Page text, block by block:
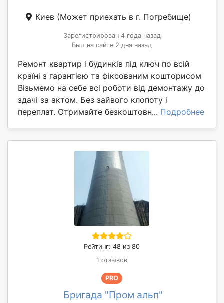
Киев (Может приехать в г. Погребище)
Зарегистрирован 4 года назад
Был на сайте 2 дня назад
Ремонт квартир і будинків під ключ по всій
країні з гарантією та фіксованим кошторисом
Візьмемо на себе всі роботи від демонтажу до
здачі за актом. Без зайвого клопоту і
переплат. Отримайте безкоштовн... Подробнее
Рейтинг: 48 из 80
1 отзывов
PRO
Бригада "Пром альп"